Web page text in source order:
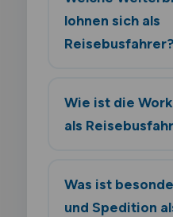
lohnen sich als
Reisebusfahrer?
Wie ist die
als
Was ist
und Spedition